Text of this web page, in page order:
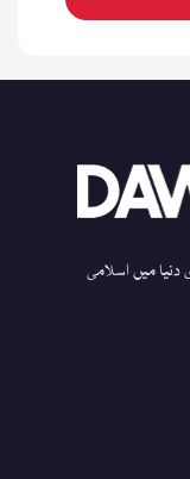
میں اسلامی